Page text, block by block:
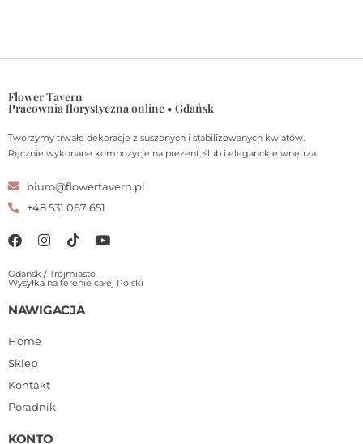
Flower Tavern
Pracownia florystyczna online • Gdańsk
Tworzymy trwałe dekoracje z suszonych i stabilizowanych kwiatów.
Ręcznie wykonane kompozycje na prezent, ślub i eleganckie wnętrza.
biuro@flowertavern.pl
+48 531 067 651
Gdańsk / Trójmiasto
Wysyłka na terenie całej Polski
NAWIGACJA
Home
Sklep
Kontakt
Poradnik
KONTO